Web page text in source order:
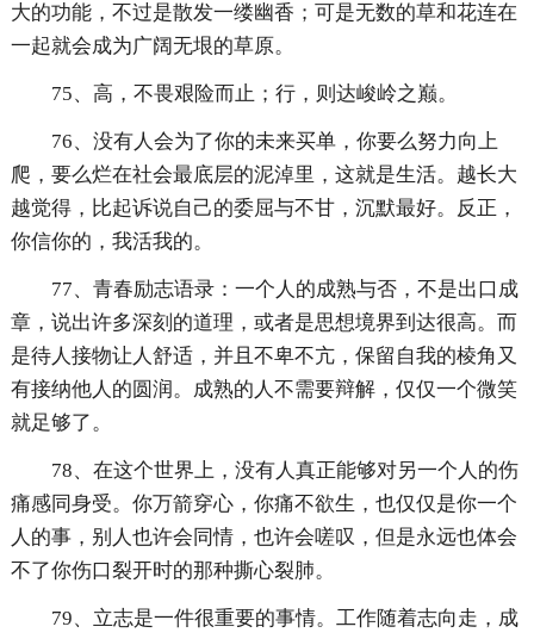
大的功能，不过是散发一缕幽香；可是无数的草和花连在
一起就会成为广阔无垠的草原。
75、高，不畏艰险而止；行，则达峻岭之巅。
76、没有人会为了你的未来买单，你要么努力向上
爬，要么烂在社会最底层的泥淖里，这就是生活。越长大
越觉得，比起诉说自己的委屈与不甘，沉默最好。反正，
你信你的，我活我的。
77、青春励志语录：一个人的成熟与否，不是出口成
章，说出许多深刻的道理，或者是思想境界到达很高。而
是待人接物让人舒适，并且不卑不亢，保留自我的棱角又
有接纳他人的圆润。成熟的人不需要辩解，仅仅一个微笑
就足够了。
78、在这个世界上，没有人真正能够对另一个人的伤
痛感同身受。你万箭穿心，你痛不欲生，也仅仅是你一个
人的事，别人也许会同情，也许会嗟叹，但是永远也体会
不了你伤口裂开时的那种撕心裂肺。
79、立志是一件很重要的事情。工作随着志向走，成